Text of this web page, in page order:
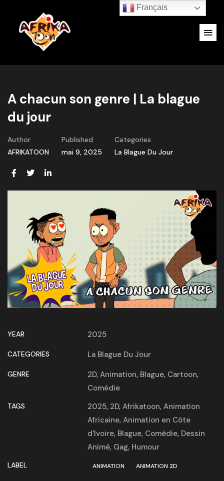
A chacun son genre | La blague
du jour
Author
AFRIKATOON
Published
mai 9, 2025
Categories
La Blague Du Jour
YEAR 2025
CATEGORIES La Blague Du Jour
GENRE 2D, Animation, Blague, Cartoon,
Comédie
TAGS 2025, 2D, Afrikatoon, Animation
Africaine, Animation en Côte
d'Ivoire, Blague, Comédie, Dessin
Animé, Gag, Humour
LABEL ANIMATION ANIMATION 2D
Français